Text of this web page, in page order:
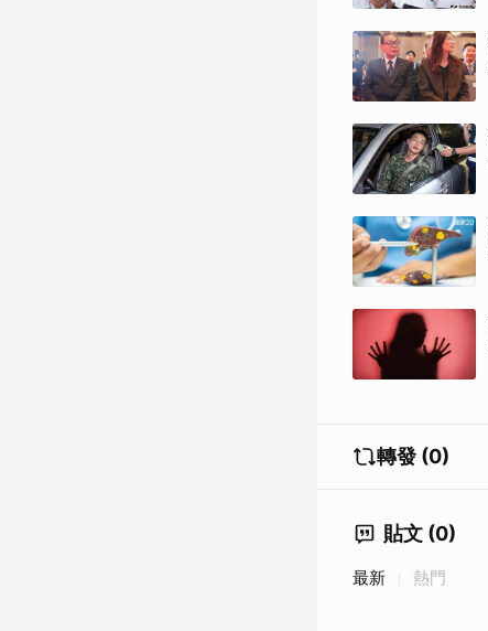
轉發 (0)
貼文 (0)
最新 熱門